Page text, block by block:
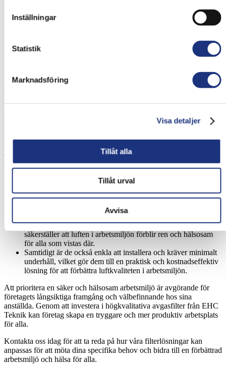
Inställningar
Statistik
Marknadsföring
Visa detaljer
Tillåt alla
Tillåt urval
Avvisa
förbättras luftkvaliteten i arbetsmiljön. Det kan bidra till att
minska risken för luftvägsproblem, allergier och andra
Utöver att skydda människors hälsa hjälper avgasfilter också
till att minska den miljöpåverkan som är förknippad med
Våra lösningar för en säkrare arbetsmiljö
Vi på EHC Teknik erbjuder ett brett utbud av avgasfilter som är
utformade för att möta olika behov och krav i industriella och
produktionsmiljöer. Våra filter är perfekta för användning i
lagerhallar, verkstäder och andra liknande arbetsplatser där
användningen av fordon och maskiner är vanlig. Här är några av
fördelarna med våra filterlösningar:
Våra filter kan skräddarsys för att passa nästan alla typer av
tunga fordon. Detta gör dem mycket mångsidiga och
användbara i olika arbetsmiljöer.
De är utformade för att vara högeffektiva när det gäller att
fånga och avlägsna skadliga partiklar från avgaserna. Detta
säkerställer att luften i arbetsmiljön förblir ren och hälsosam
för alla som vistas där.
Samtidigt är de också enkla att installera och kräver minimalt
underhåll, vilket gör dem till en praktisk och kostnadseffektiv
lösning för att förbättra luftkvaliteten i arbetsmiljön.
Att prioritera en säker och hälsosam arbetsmiljö är avgörande för
företagets långsiktiga framgång och välbefinnande hos sina
anställda. Genom att investera i högkvalitativa avgasfilter från EHC
Teknik kan företag skapa en tryggare och mer produktiv arbetsplats
för alla.
Kontakta oss idag för att ta reda på hur våra filterlösningar kan
anpassas för att möta dina specifika behov och bidra till en förbättrad
arbetsmiljö och hälsa för alla.